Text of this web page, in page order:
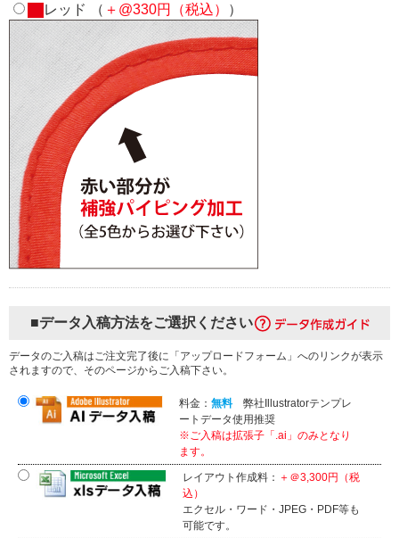
レッド （ ＋@330円（税込） ）
■データ入稿方法をご選択ください
データのご入稿はご注文完了後に「アップロードフォーム」へのリンクが表示
されますので、そのページからご入稿下さい。
料金：無料 弊社Illustratorテンプレ
ートデータ使用推奨
※ご入稿は拡張子「.ai」のみとなり
ます。
レイアウト作成料： ＋＠3,300円（税
込）
エクセル・ワード・JPEG・PDF等も
可能です。